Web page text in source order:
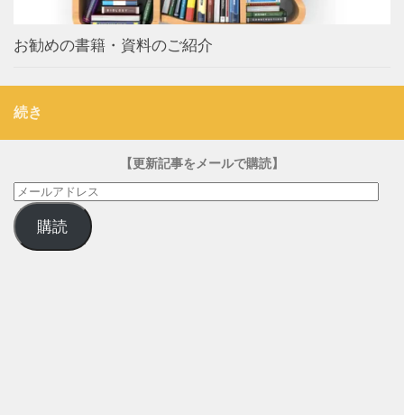
お勧めの書籍・資料のご紹介
続き
【更新記事をメールで購読】
メ
ー
ル
購読